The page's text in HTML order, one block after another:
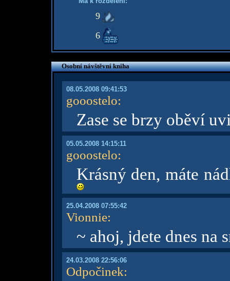
9
6
Osobní návštěvní kniha
08.05.2008 09:41:53
gooostelo:
Zase se brzy oběví
05.05.2008 14:15:11
gooostelo:
Krásný den, máte
25.04.2008 07:55:42
Vionnie:
~ ahoj, jdete dnes na
24.03.2008 22:56:06
Odpočinek: